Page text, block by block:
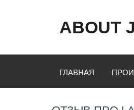
ABOUT
ГЛАВНАЯ